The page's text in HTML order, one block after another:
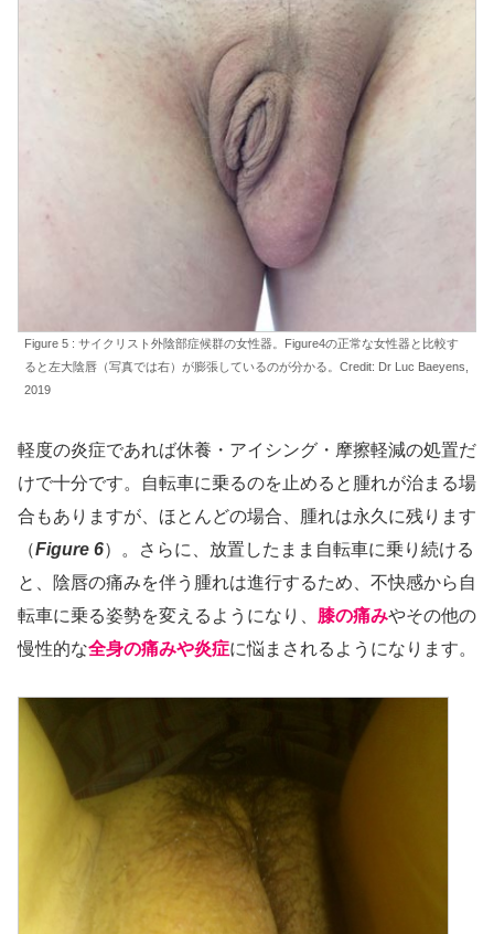
Figure 5 : サイクリスト外陰部症候群の女性器。Figure4の正常な女性器と比較す
ると左大陰唇（写真では右）が膨張しているのが分かる。Credit: Dr Luc Baeyens,
2019
軽度の炎症であれば休養・アイシング・摩擦軽減の処置だ
けで十分です。自転車に乗るのを止めると腫れが治まる場
合もありますが、ほとんどの場合、腫れは永久に残ります
（Figure 6）。さらに、放置したまま自転車に乗り続ける
と、陰唇の痛みを伴う腫れは進行するため、不快感から自
転車に乗る姿勢を変えるようになり、 膝の痛みやその他の
慢性的な全身の痛みや炎症に悩まされるようになります。